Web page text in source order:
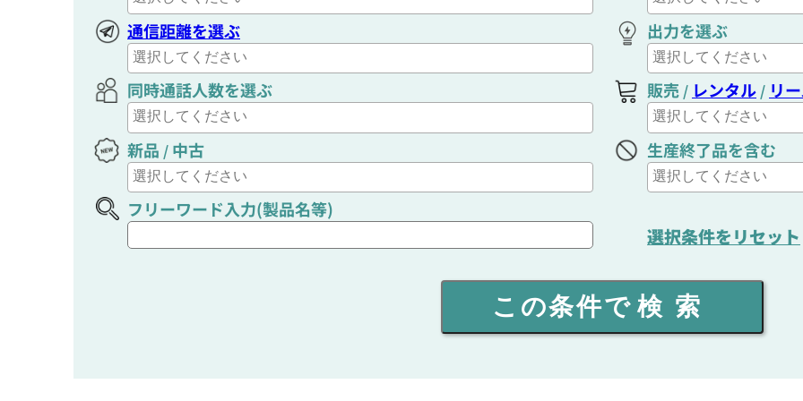
通信距離を選ぶ 出力を選ぶ
同時通話人数を選ぶ 販売 / レンタル / リ
新品 / 中古 生産終了品を含む
フリーワード入力(製品名等)
選択条件をリセット
この条件で 検索